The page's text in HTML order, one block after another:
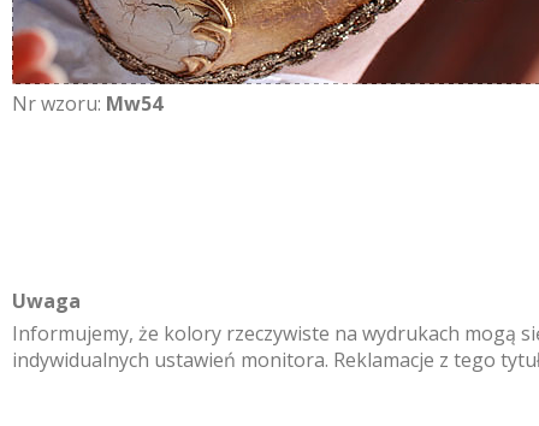
Nr wzoru: Mw54
Uwaga
Informujemy, że kolory rzeczywiste na wydrukach mogą
indywidualnych ustawień monitora. Reklamacje z tego